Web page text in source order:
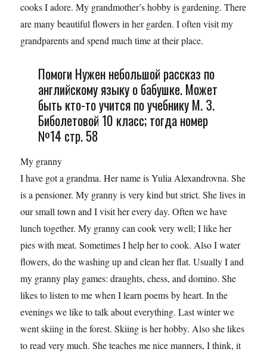
cooks I adore. My grandmother’s hobby is gardening. There
are many beautiful flowers in her garden. I often visit my
grandparents and spend much time at their place.
Помоги Нужен небольшой рассказ по
английскому языку о бабушке. Может
быть кто-то учится по учебнику М. З.
Биболетовой 10 класс; тогда номер
№14 стр. 58
My granny
I have got a grandma. Her name is Yulia Alexandrovna. She
is a pensioner. My granny is very kind but strict. She lives in
our small town and I visit her every day. Often we have
lunch together. My granny can cook very well; I like her
pies with meat. Sometimes I help her to cook. Also I water
flowers, do the washing up and clean her flat. Usually I and
my granny play games: draughts, chess, and domino. She
likes to listen to me when I learn poems by heart. In the
evenings we like to talk about everything. Last winter we
went skiing in the forest. Skiing is her hobby. Also she likes
to read very much. She teaches me nice manners, I think, it